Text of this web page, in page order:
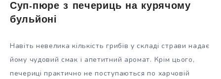
Суп-пюре з печериць на курячому
бульйоні
Навіть невелика кількість грибів у складі страви надає
йому чудовий смак і апетитний аромат. Крім цього,
печериці практично не поступаються по харчовій